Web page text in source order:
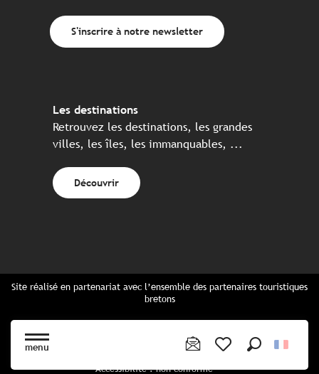
menu
S'inscrire à notre newsletter
Les destinations
Retrouvez les destinations, les grandes
villes, les îles, les immanquables, ...
Découvrir
Site réalisé en partenariat avec l’ensemble des partenaires touristiques
bretons
Cartes Bretagne & brochures
Accessibilité : non conforme